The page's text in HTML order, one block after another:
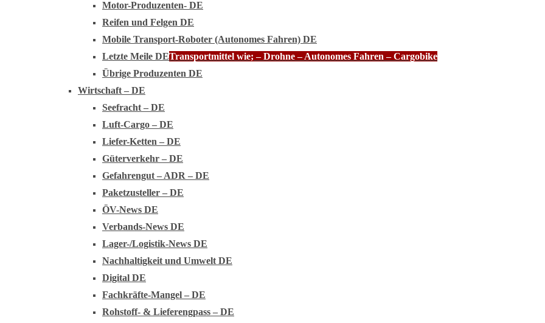
Motor-Produzenten- DE
Reifen und Felgen DE
Mobile Transport-Roboter (Autonomes Fahren) DE
Letzte Meile DETransportmittel wie; – Drohne – Autonomes Fahren – Cargobike
Übrige Produzenten DE
Wirtschaft – DE
Seefracht – DE
Luft-Cargo – DE
Liefer-Ketten – DE
Güterverkehr – DE
Gefahrengut – ADR – DE
Paketzusteller – DE
ÖV-News DE
Verbands-News DE
Lager-/Logistik-News DE
Nachhaltigkeit und Umwelt DE
Digital DE
Fachkräfte-Mangel – DE
Rohstoff- & Lieferengpass – DE